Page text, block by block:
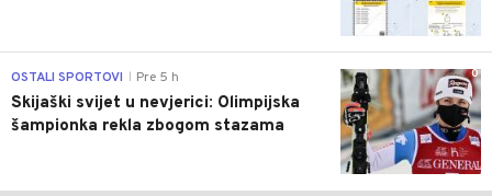
0
OSTALI SPORTOVI Pre 5 h
Skijaški svijet u nevjerici: Olimpijska
šampionka rekla zbogom stazama